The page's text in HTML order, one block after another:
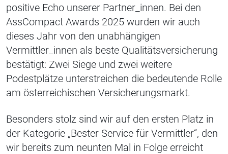
positive Echo unserer Partner_innen. Bei den
AssCompact Awards 2025 wurden wir auch
dieses Jahr von den unabhängigen
Vermittler_innen als beste Qualitätsversicherung
bestätigt: Zwei Siege und zwei weitere
Podestplätze unterstreichen die bedeutende Rolle
am österreichischen Versicherungsmarkt.
Besonders stolz sind wir auf den ersten Platz in
der Kategorie „Bester Service für Vermittler“, den
wir bereits zum neunten Mal in Folge erreicht